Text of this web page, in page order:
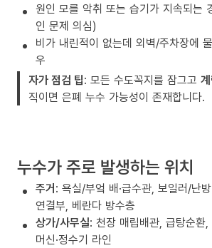
원인 모를 악취 또는 습기가 지속되는
인 문제 의심)
비가 내린적이 없는데 외벽/주차장에
우
자가 점검 팁: 모든 수도꼭지를 잠그고
직이면 은폐 누수 가능성이 존재합니다.
누수가 주로 발생하는 위치
주거: 욕실/부엌 배·급수관, 보일러/난
연결부, 베란다 방수층
상가/사무실: 천장 매립배관, 급탕순환
머신·정수기 라인